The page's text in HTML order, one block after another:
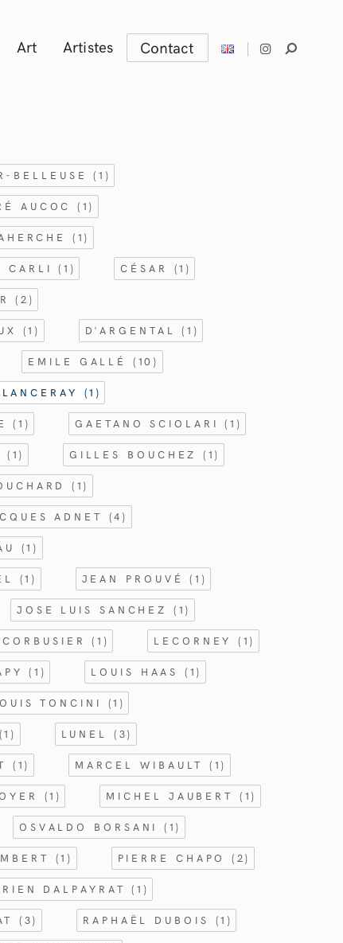
Art Artistes Contact
BELLEUSE(1)
AUCOC(1)
(1)
CARLI(1) CÉSAR (1)
(2)
(1) D'ARGENTAL(1)
EMILE GALLÉ(10)
(1)
(1) GAETANO SCIOLARI(1)
(1) GILLES BOUCHEZ(1)
(1)
ADNET (4)
(1)
(1) JEAN PROUVÉ(1)
JOSE LUIS SANCHEZ(1)
(1) LECORNEY(1)
(1) LOUIS HAAS(1)
TONCINI (1)
(1) LUNEL (3)
(1) MARCEL WIBAULT(1)
(1) MICHEL JAUBERT (1)
OSVALDO BORSANI(1)
(1) PIERRE CHAPO(2)
DALPAYRAT(1)
(3) RAPHAËL DUBOIS (1)